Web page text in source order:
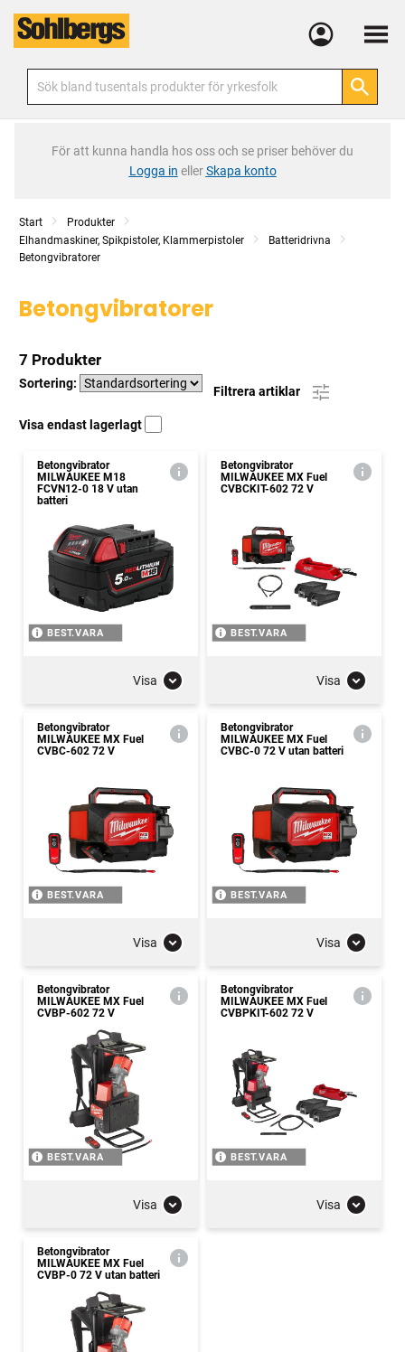
Meny
För att kunna handla hos oss och se priser behöver du
Logga in ellerSkapa konto
Start
Produkter
Elhandmaskiner, Spikpistoler, Klammerpistoler
Batteridrivna
Betongvibratorer
Betongvibratorer
7 Produkter
Sortering:
Filtrera artiklar
Visa endast lagerlagt
Betongvibrator
MILWAUKEE M18
FCVN12-0 18 V utan
batteri
BEST.VARA
Visa
Betongvibrator
MILWAUKEE MX Fuel
CVBCKIT-602 72 V
BEST.VARA
Visa
Betongvibrator
MILWAUKEE MX Fuel
CVBC-602 72 V
BEST.VARA
Visa
Betongvibrator
MILWAUKEE MX Fuel
CVBC-0 72 V utan batteri
BEST.VARA
Visa
Betongvibrator
MILWAUKEE MX Fuel
CVBP-602 72 V
BEST.VARA
Visa
Betongvibrator
MILWAUKEE MX Fuel
CVBPKIT-602 72 V
BEST.VARA
Visa
Betongvibrator
MILWAUKEE MX Fuel
CVBP-0 72 V utan batteri